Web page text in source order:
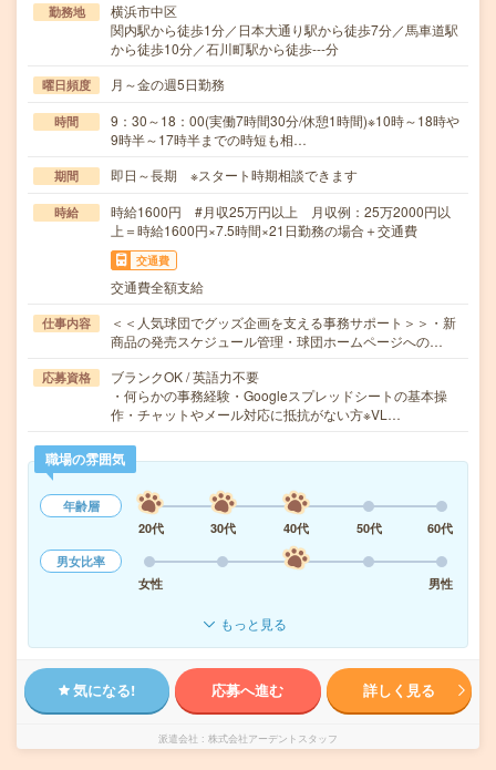
勤務地
横浜市中区
関内駅から徒歩1分／日本大通り駅から徒歩7分／馬車道駅
から徒歩10分／石川町駅から徒歩---分
曜日頻度 月～金の週5日勤務
時間
9：30～18：00(実働7時間30分/休憩1時間)※10時～18時や
9時半～17時半までの時短も相…
期間 即日～長期 ※スタート時期相談できます
時給
時給1600円 #月収25万円以上 月収例：25万2000円以
上＝時給1600円×7.5時間×21日勤務の場合＋交通費
交通費
交通費全額支給
仕事内容
＜＜人気球団でグッズ企画を支える事務サポート＞＞・新
商品の発売スケジュール管理・球団ホームページへの…
応募資格
ブランクOK / 英語力不要
・何らかの事務経験・Googleスプレッドシートの基本操
作・チャットやメール対応に抵抗がない方※VL…
職場の雰囲気
年齢層
20代
30代 40代 50代
60代
男女比率
女性
男性
もっと見る
気になる! 応募へ進む 詳しく見る
派遣会社 株式会社アーデントスタッフ